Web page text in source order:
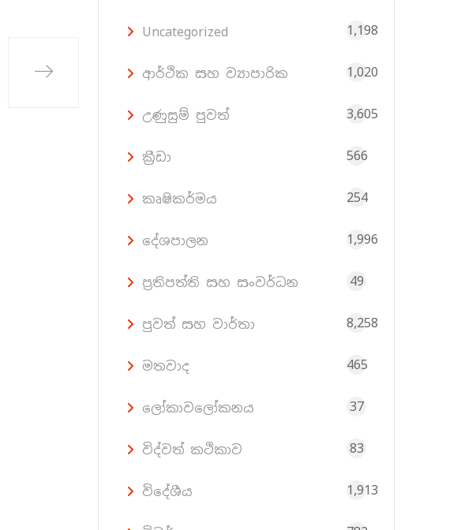
Uncategorized 1,198
ආර්ථික සහ ව්‍යාපාරික 1,020
උණුසුම් පුවත් 3,605
ක්‍රීඩා 566
කෘෂිකර්මය 254
දේශපාලන 1,996
ප්‍රතිපත්ති සහ සංවර්ධන 49
පුවත් සහ වාර්තා 8,258
මතවාද 465
ලෝකාවලෝකනය 37
විද්වත් කථිකාව 83
විදේශීය 1,913